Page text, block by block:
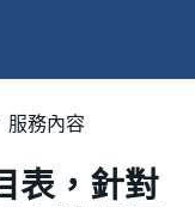
服務內容
表，針對